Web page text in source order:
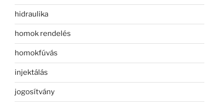
hidraulika
homok rendelés
homokfúvás
injektálás
jogosítvány